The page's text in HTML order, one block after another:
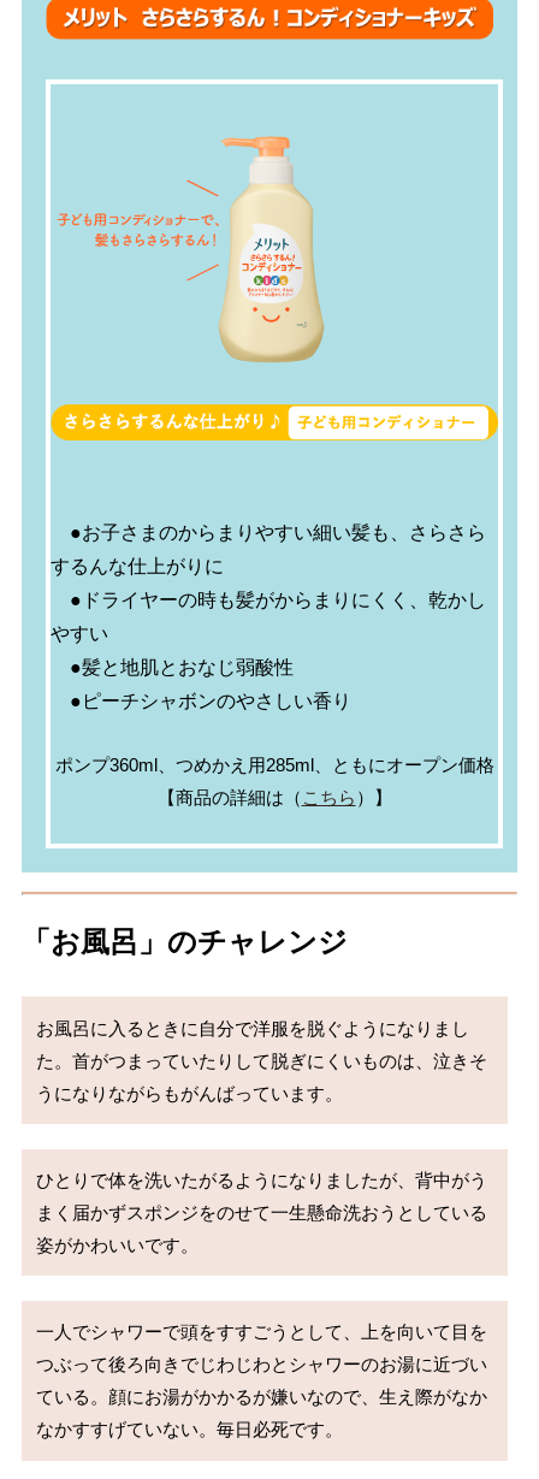
●お子さまのからまりやすい細い髪も、さらさら
するんな仕上がりに
●ドライヤーの時も髪がからまりにくく、乾かし
やすい
●髪と地肌とおなじ弱酸性
●ピーチシャボンのやさしい香り
ポンプ360ml、つめかえ用285ml、ともにオープン価格
【商品の詳細は（ こちら ）】
「お風呂」のチャレンジ
お風呂に入るときに自分で洋服を脱ぐようになりまし
た。首がつまっていたりして脱ぎにくいものは、泣きそ
うになりながらもがんばっています。
ひとりで体を洗いたがるようになりましたが、背中がう
まく届かずスポンジをのせて一生懸命洗おうとしている
姿がかわいいです。
一人でシャワーで頭をすすごうとして、上を向いて目を
つぶって後ろ向きでじわじわとシャワーのお湯に近づい
ている。顔にお湯がかかるが嫌いなので、生え際がなか
なかすすげていない。毎日必死です。